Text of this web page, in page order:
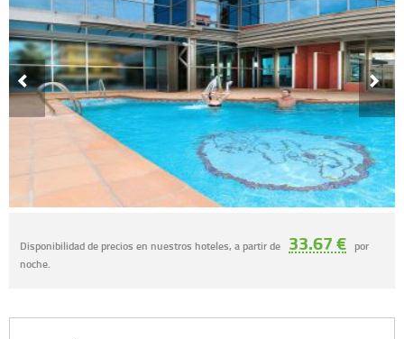
Disponibilidad de precios en nuestros hoteles, a partir de 33.67 € por
noche.